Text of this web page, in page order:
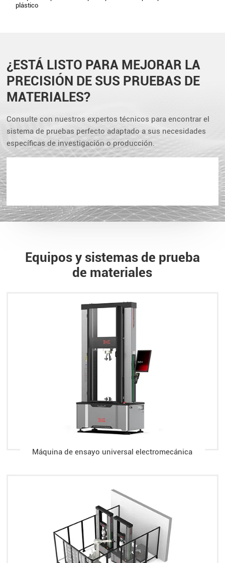
plástico
¿ESTÁ LISTO PARA MEJORAR LA
PRECISIÓN DE SUS PRUEBAS DE
MATERIALES?
Consulte con nuestros expertos técnicos para encontrar el
sistema de pruebas perfecto adaptado a sus necesidades
específicas de investigación o producción.
Equipos y sistemas de prueba
de materiales
Máquina de ensayo universal electromecánica